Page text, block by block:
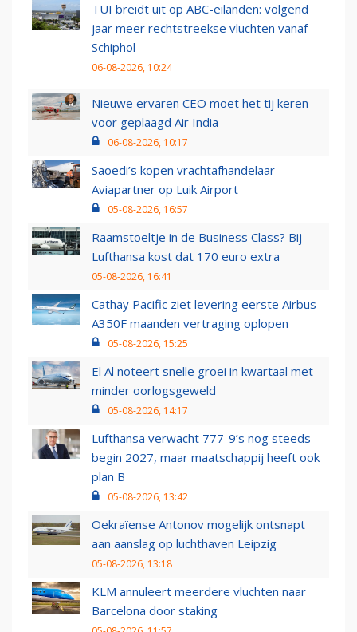
TUI breidt uit op ABC-eilanden: volgend
jaar meer rechtstreekse vluchten vanaf
Schiphol
06-08-2026, 10:24
Nieuwe ervaren CEO moet het tij keren
voor geplaagd Air India
06-08-2026, 10:17
Saoedi’s kopen vrachtafhandelaar
Aviapartner op Luik Airport
05-08-2026, 16:57
Raamstoeltje in de Business Class? Bij
Lufthansa kost dat 170 euro extra
05-08-2026, 16:41
Cathay Pacific ziet levering eerste Airbus
A350F maanden vertraging oplopen
05-08-2026, 15:25
El Al noteert snelle groei in kwartaal met
minder oorlogsgeweld
05-08-2026, 14:17
Lufthansa verwacht 777-9’s nog steeds
begin 2027, maar maatschappij heeft ook
plan B
05-08-2026, 13:42
Oekraïense Antonov mogelijk ontsnapt
aan aanslag op luchthaven Leipzig
05-08-2026, 13:18
KLM annuleert meerdere vluchten naar
Barcelona door staking